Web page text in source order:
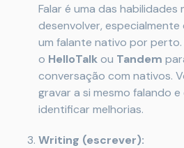
Falar é uma das habilidades
desenvolver,
um falante nativo por
o HelloTalkou Tandem
conversação com nativos.
gravar a si mesmo falando
identificar melhorias.
Writing (escrever):